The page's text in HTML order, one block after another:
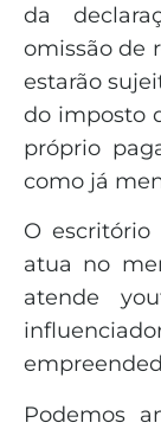
da
omissão de
estarão
do imposto
próprio
como já
O escritório
atua no
atende
Podemos